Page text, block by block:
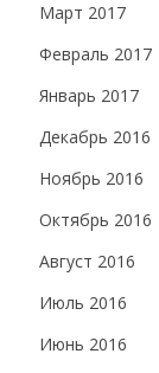
Март 2017
Февраль 2017
Январь 2017
Декабрь 2016
Ноябрь 2016
Октябрь 2016
Август 2016
Июль 2016
Июнь 2016